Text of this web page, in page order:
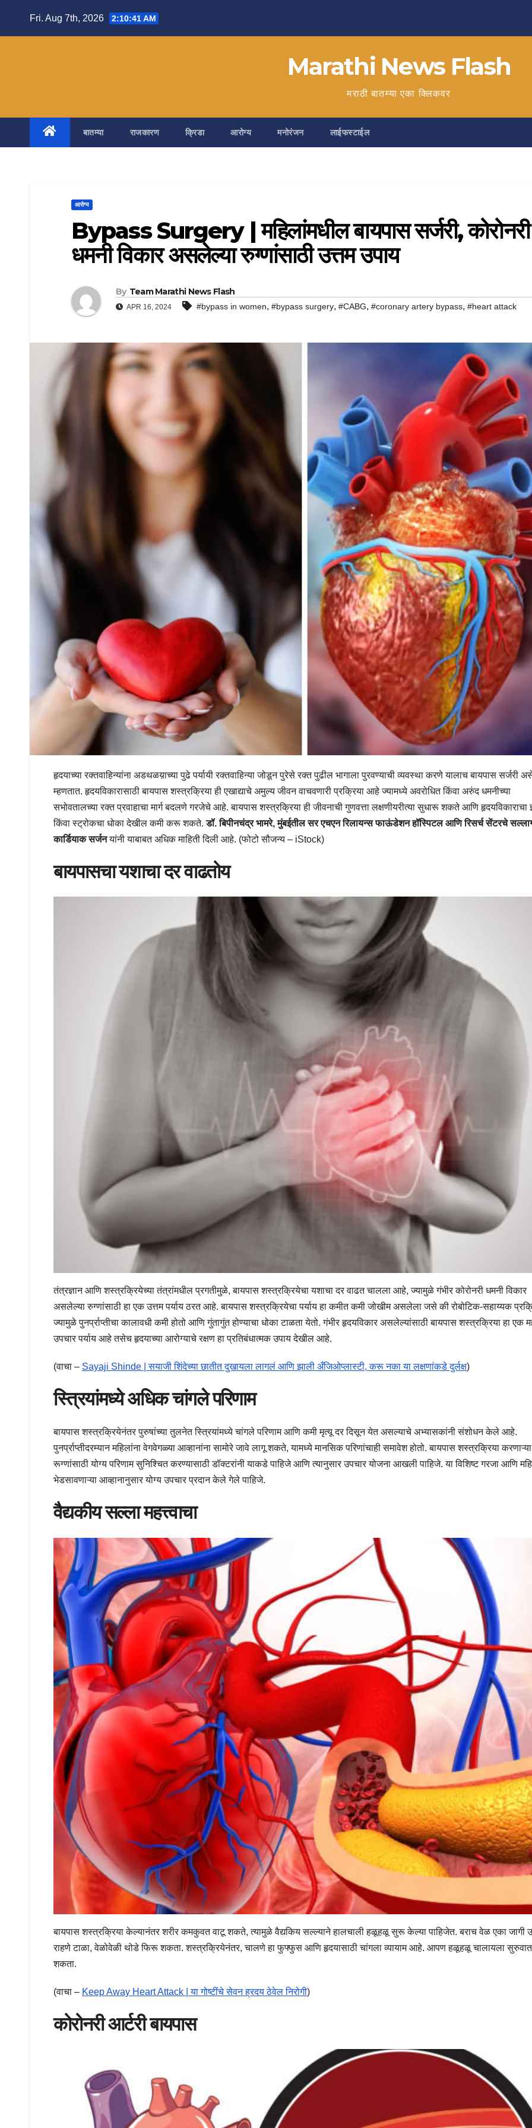
Fri. Aug 7th, 2026 2:10:43 AM
Marathi News Flash
मराठी बातम्या एका क्लिकवर
बातम्या राजकारण क्रिडा आरोग्य मनोरंजन लाईफस्टाईल
आरोग्य
Bypass Surgery | महिलांमधील बायपास सर्जरी, कोरोनरी
धमनी विकार असलेल्या रुग्णांसाठी उत्तम उपाय
By Team Marathi News Flash
APR 16, 2024 #bypass in women, #bypass surgery, #CABG, #coronary artery bypass, #heart attack
हृदयाच्या रक्तवाहिन्यांना अडथळय़ाच्या पुढे पर्यायी रक्तवाहिन्या जोडून पुरेसे रक्त पुढील भागाला पुरवण्याची व्यवस्था करणे यालाच बायपास सर्जरी
म्हणतात. हृदयविकारासाठी बायपास शस्त्रक्रिया ही एखाद्याचे अमुल्य जीवन वाचवणारी प्रक्रिया आहे ज्यामध्ये अवरोधित किंवा अरुंद धमनीच्या
सभोवतालच्या रक्त प्रवाहाचा मार्ग बदलणे गरजेचे आहे. बायपास शस्त्रक्रिया ही जीवनाची गुणवत्ता लक्षणीयरीत्या सुधारू शकते आणि
किंवा स्ट्रोकचा धोका देखील कमी करू शकते.डॉ. बिपीनचंद्र भामरे, मुंबईतील सर एचएन रिलायन्स फाऊंडेशन हॉस्पिटल आणि रिसर्च सेंटरचे
कार्डियाक सर्जनयांनी याबाबत अधिक माहिती दिली आहे. (फोटो सौजन्य – iStock)
बायपासचा यशाचा दर वाढतोय
तंत्रज्ञान आणि शस्त्रक्रियेच्या तंत्रांमधील प्रगतीमुळे, बायपास शस्त्रक्रियेचा यशाचा दर वाढत चालला आहे, ज्यामुळे गंभीर कोरोनरी धमनी विकार
असलेल्या रुग्णांसाठी हा एक उत्तम पर्याय ठरत आहे. बायपास शस्त्रक्रियेचा पर्याय हा कमीत कमी जोखीम असलेला जसे की रोबोटिक-सहाय्यक
ज्यामुळे पुनर्प्राप्तीचा कालावधी कमी होतो आणि गुंतागुंत होण्याचा धोका टाळता येतो. गंभीर हृदयविकार असलेल्यांसाठी बायपास शस्त्रक्रिया हा एक
उपचार पर्याय आहे तसेच हृदयाच्या आरोग्याचे रक्षण हा प्रतिबंधात्मक उपाय देखील आहे.
(वाचा – Sayaji Shinde | सयाजी शिंदेच्या छातीत दुखायला लागलं आणि झाली अँजिओप्लास्टी, करू नका या लक्षणांकडे दुर्लक्ष)
स्त्रियांमध्ये अधिक चांगले परिणाम
बायपास शस्त्रक्रियेनंतर पुरुषांच्या तुलनेत स्त्रियांमध्ये चांगले परिणाम आणि कमी मृत्यू दर दिसून येत असल्याचे अभ्यासकांनी संशोधन केले आहे.
पुनर्प्राप्तीदरम्यान महिलांना वेगवेगळ्या आव्हानांना सामोरे जावे लागू शकते, यामध्ये मानसिक परिणांचाही समावेश होतो. बायपास शस्त्रक्रिया
रूग्णांसाठी योग्य परिणाम सुनिश्चित करण्यासाठी डॉक्टरांनी याकडे पाहिजे आणि त्यानुसार उपचार योजना आखली पाहिजे. या विशिष्ट गरजा आणि
भेडसावणाऱ्या आव्हानानुसार योग्य उपचार प्रदान केले गेले पाहिजे.
वैद्यकीय सल्ला महत्त्वाचा
बायपास शस्त्रक्रिया केल्यानंतर शरीर कमकुवत वाटू शकते, त्यामुळे वैद्यकिय सल्ल्याने हालचाली हळूहळू सुरू केल्या पाहिजेत. बराच वेळ एका जागी
राहणे टाळा, वेळोवेळी थोडे फिरू शकता. शस्त्रक्रियेनंतर, चालणे हा फुफ्फुस आणि हृदयासाठी चांगला व्यायाम आहे. आपण हळूहळू चालायला
शकता.
(वाचा – Keep Away Heart Attack | या गोष्टींचे सेवन ह्रदय ठेवेल निरोगी)
कोरोनरी आर्टरी बायपास